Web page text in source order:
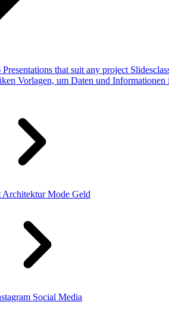
Presentations that suit any project
Vorlagen, um Daten und
Architektur Mode Geld
Social Media